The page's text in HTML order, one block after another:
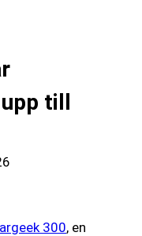
till
300, en